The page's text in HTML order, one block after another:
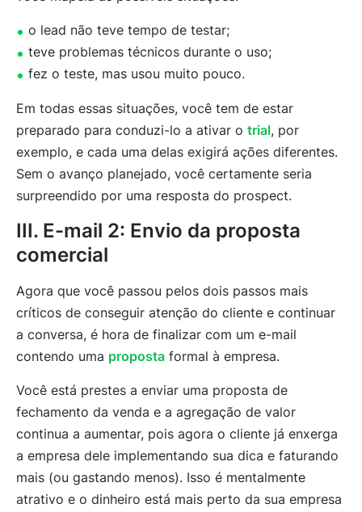
o lead não teve tempo de testar;
teve problemas técnicos durante o uso;
fez o teste, mas usou muito pouco.
Em todas essas situações, você tem de estar
preparado para conduzi-lo a ativar o trial, por
exemplo, e cada uma delas exigirá ações diferentes.
Sem o avanço planejado, você certamente seria
surpreendido por uma resposta do prospect.
III. E-mail 2: Envio da proposta
comercial
Agora que você passou pelos dois passos mais
críticos de conseguir atenção do cliente e continuar
a conversa, é hora de finalizar com um e-mail
contendo uma proposta formal à empresa.
Você está prestes a enviar uma proposta de
fechamento da venda e a agregação de valor
continua a aumentar, pois agora o cliente já enxerga
a empresa dele implementando sua dica e faturando
mais (ou gastando menos). Isso é mentalmente
atrativo e o dinheiro está mais perto da sua empresa